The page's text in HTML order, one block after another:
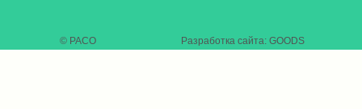
© РАСО Разработка сайта: GOODS